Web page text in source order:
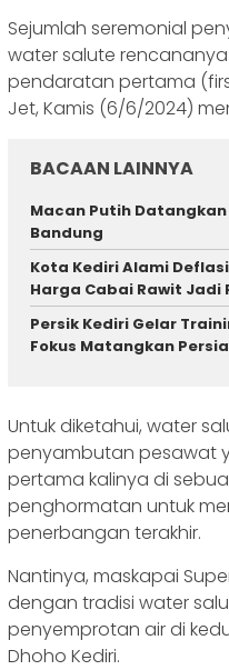
Sejumlah seremonial
water salute
pendaratan pertama
Jet, Kamis (6/6/2024)
BACAAN LAINNYA
Macan Putih Datangkan
Bandung
Kota Kediri Alami
Harga Cabai Rawit Jadi
Persik Kediri Gelar
Fokus Matangkan
Untuk diketahui, water
penyambutan pesawat
pertama kalinya di
penghormatan untuk
penerbangan terakhir.
Nantinya, maskapai
dengan tradisi water
penyemprotan air di
Dhoho Kediri.